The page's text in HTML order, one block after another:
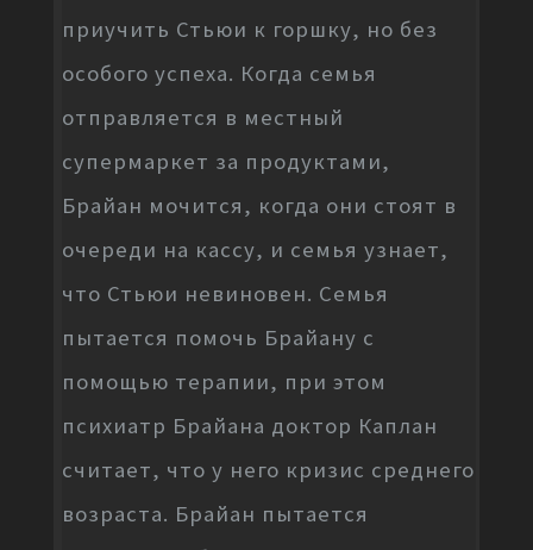
приучить Стьюи к горшку, но без
особого успеха. Когда семья
отправляется в местный
супермаркет за продуктами,
Брайан мочится, когда они стоят в
очереди на кассу, и семья узнает,
что Стьюи невиновен. Семья
пытается помочь Брайану с
помощью терапии, при этом
психиатр Брайана доктор Каплан
считает, что у него кризис среднего
возраста. Брайан пытается